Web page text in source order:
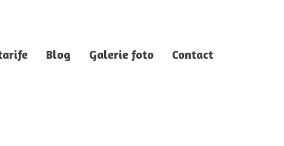
Blog Galerie foto Contact